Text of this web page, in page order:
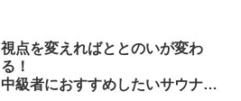
視点を変えればととのいが変わ
る！
中級者におすすめしたいサウナの